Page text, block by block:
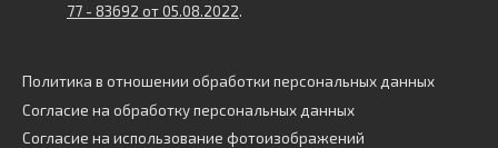
77 - 83692 от 05.08.2022.
Политика в отношении обработки персональных данных
Согласие на обработку персональных данных
Согласие на использование фотоизображений